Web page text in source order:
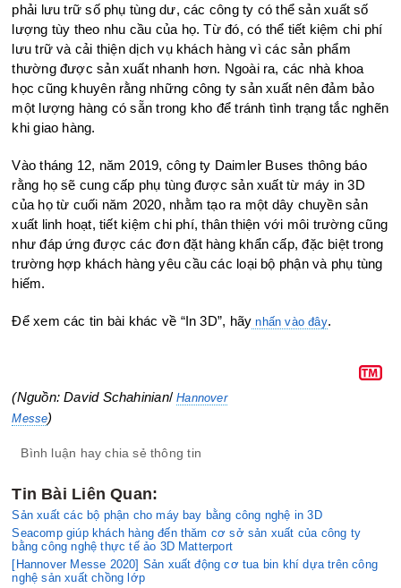
phải lưu trữ số phụ tùng dư, các công ty có thể sản xuất số
lượng tùy theo nhu cầu của họ. Từ đó, có thể tiết kiệm chi phí
lưu trữ và cải thiện dịch vụ khách hàng vì các sản phẩm
thường được sản xuất nhanh hơn. Ngoài ra, các nhà khoa
học cũng khuyên rằng những công ty sản xuất nên đảm bảo
một lượng hàng có sẵn trong kho để tránh tình trạng tắc nghẽn
khi giao hàng.
Vào tháng 12, năm 2019, công ty Daimler Buses thông báo
rằng họ sẽ cung cấp phụ tùng được sản xuất từ máy in 3D
của họ từ cuối năm 2020, nhằm tạo ra một dây chuyền sản
xuất linh hoạt, tiết kiệm chi phí, thân thiện với môi trường cũng
như đáp ứng được các đơn đặt hàng khẩn cấp, đặc biệt trong
trường hợp khách hàng yêu cầu các loại bộ phận và phụ tùng
hiếm.
Để xem các tin bài khác về “In 3D”, hãy nhấn vào đây.
(Nguồn: David Schahinian/Hannover
Messe)
Bình luận hay chia sẻ thông tin
Tin Bài Liên Quan:
Sản xuất các bộ phận cho máy bay bằng công nghệ in 3D
Seacomp giúp khách hàng đến thăm cơ sở sản xuất của công ty
bằng công nghệ thực tế ảo 3D Matterport
[Hannover Messe 2020] Sản xuất động cơ tua bin khí dựa trên công
nghệ sản xuất chồng lớp